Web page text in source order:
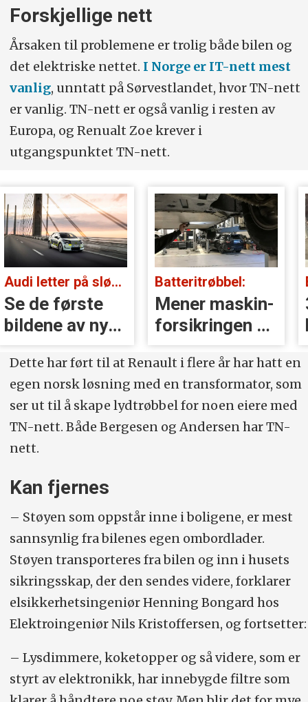
Forskjellige nett
Årsaken til problemene er trolig både bilen og
det elektriske nettet. I Norge er IT-nett mest
vanlig, unntatt på Sørvestlandet, hvor TN-nett
er vanlig. TN-nett er også vanlig i resten av
Europa, og Renualt Zoe krever i
utgangspunktet TN-nett.
Audi letter på sløret:
Se de første
bildene av nye
A2 e-tron
Batteritrøbbel:
Mener maskin­
forsikringen er
nærmest
verdiløs
Dette har ført til at Renault i flere år har hatt en
egen norsk løsning med en transformator, som
ser ut til å skape lydtrøbbel for noen eiere med
TN-nett. Både Bergesen og Andersen har TN-
nett.
Kan fjernes
– Støyen som oppstår inne i boligene, er mest
sannsynlig fra bilenes egen ombordlader.
Støyen transporteres fra bilen og inn i husets
sikringsskap, der den sendes videre, forklarer
elsikkerhetsingeniør Henning Bongard hos
Elektroingeniør Nils Kristoffersen, og fortsetter:
– Lysdimmere, koketopper og så videre, som er
styrt av elektronikk, har innebygde filtre som